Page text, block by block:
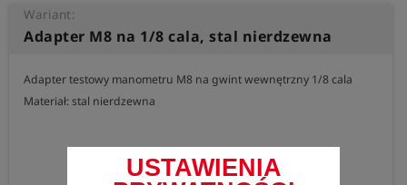
USTAWIENIA
Wariant:
Adapter M8 na 1/8 cala, stal nierdzewna
Adapter testowy manometru M8 na gwint wewnętrzny 1/8 cala
Materiał: stal nierdzewna